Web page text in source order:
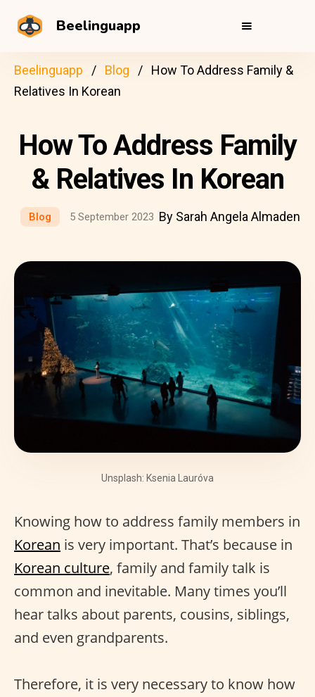
Beelinguapp
Beelinguapp Blog
How To Address Family &
Relatives In Korean
How To Address Family
& Relatives In Korean
Blog 5 September 2023 By Sarah Angela Almaden
Unsplash: Ksenia Lauróva
Knowing how to address family members in
Korean is very important. That’s because in
Korean culture, family and family talk is
common and inevitable. Many times you’ll
hear talks about parents, cousins, siblings,
and even grandparents.
Therefore, it is very necessary to know how